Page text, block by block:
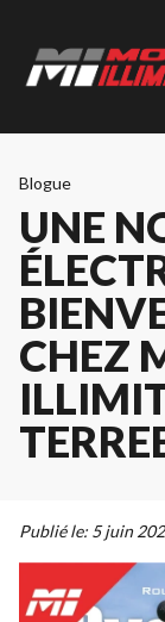
Blogue
UNE
CHEZ
Publié le: 5 juin